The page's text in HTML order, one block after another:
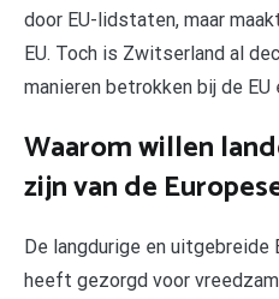
door EU-lidstaten, maar
EU. Toch is Zwitserland al
manieren betrokken bij de EU
Waarom willen
zijn van de
De langdurige en uitgebreide
heeft gezorgd voor